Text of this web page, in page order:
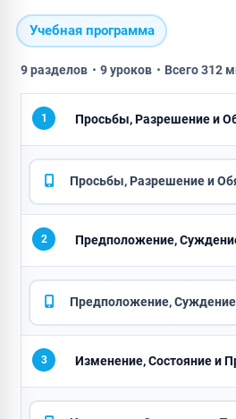
Учебная программа
9 разделов・9 уроков・Всего 312
1 Просьбы, Разрешение и
Просьбы, Разрешение и
2 Предположение,
Предположение, Суждение
3 Изменение, Состояние и